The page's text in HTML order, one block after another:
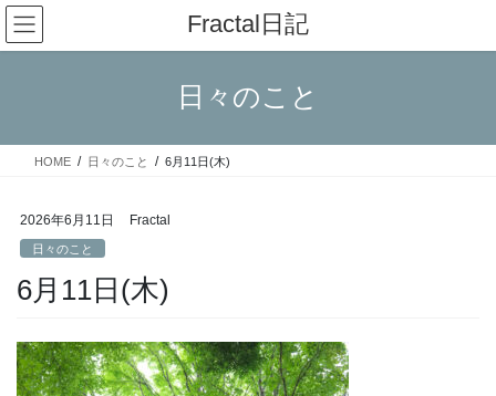
コ
ン
テ
ス
ナ
ビ
ゲ
ン
Fractal日記
日々のこと
HOME 日々のこと 6月11日(木)
2026年6月11日 Fractal
日々のこと
6月11日(木)